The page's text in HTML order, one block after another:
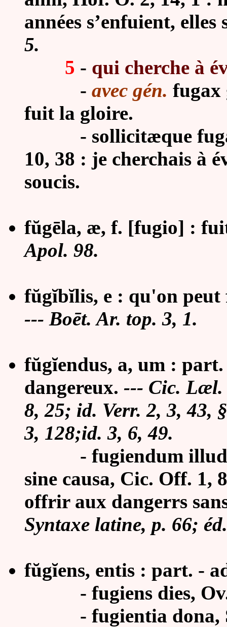
années s’enfuient, elles
5.
5 - qui cherche à
- avec gén. fugax
fuit la gloire.
- sollicitæque fugax
10, 38 : je cherchais à
soucis.
fŭgēla, æ, f. [fugio] :
Apol. 98.
fŭgĭbĭlis, e : qu'on
--- Boēt. Ar. top. 3, 1.
fŭgĭendus, a, um :
dangereux. --- Cic. Læl.
8, 25; id. Verr. 2, 3, 43,
3, 128;id. 3, 6, 49.
- fugiendum
sine causa, Cic. Off. 1,
offrir aux dangerrs
Syntaxe latine, p. 66;
fŭgĭens, entis : part. -
- fugiens dies, Ov. :
- fugientia dona,